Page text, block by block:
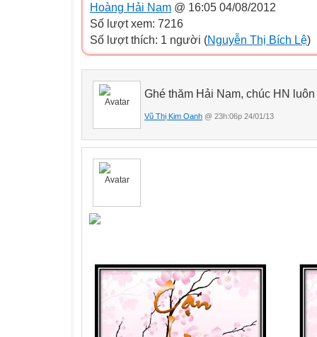
Hoàng Hải Nam @ 16:05 04/08/2012
Số lượt xem: 7216
Số lượt thích: 1 người (Nguyễn Thị Bích Lệ)
Ghé thăm Hải Nam, chúc HN
Vũ Thị Kim Oanh @ 23h:06p 24/01/13